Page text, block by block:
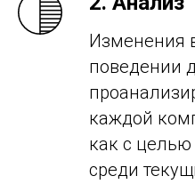
Изменения
поведении
каждой
как с
среди